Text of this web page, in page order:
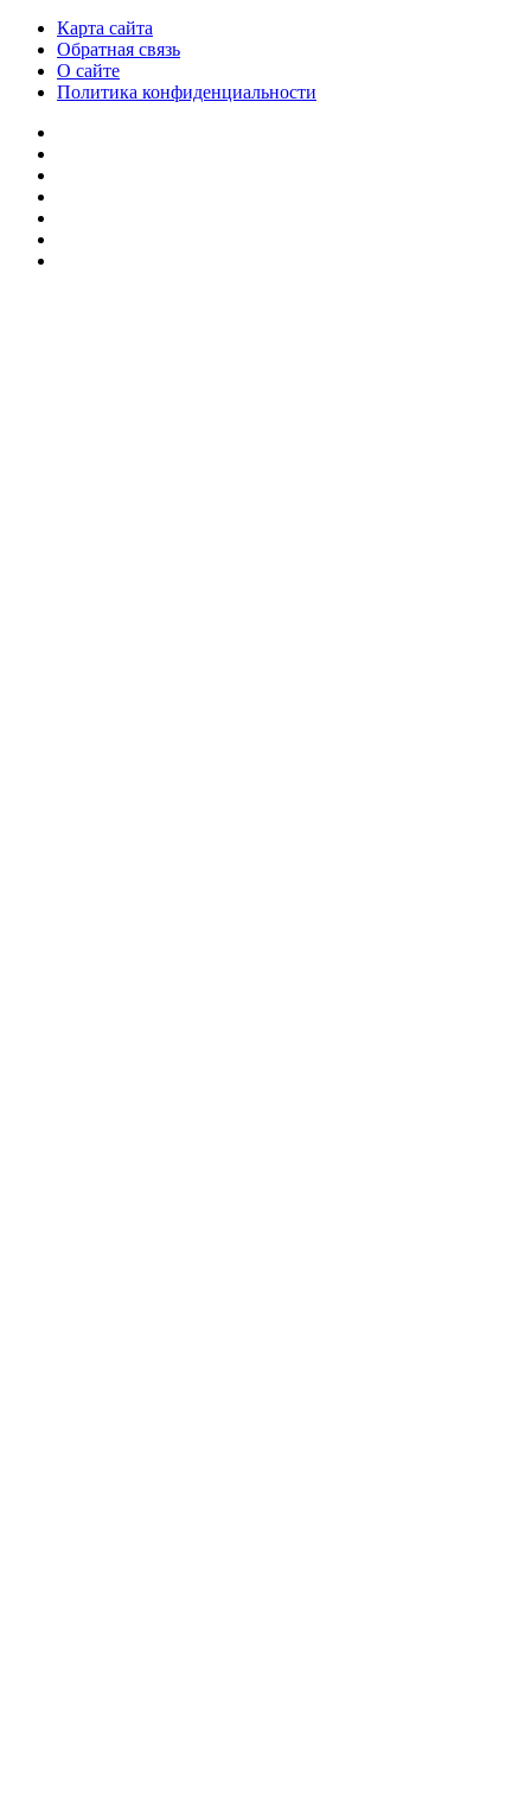
Карта сайта
Обратная связь
О сайте
Политика конфиденциальности